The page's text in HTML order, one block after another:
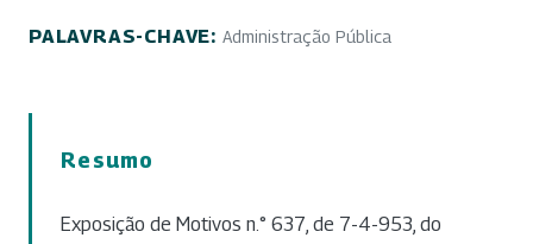
PALAVRAS-CHAVE: Administração Pública
Resumo
Exposição de Motivos n.° 637, de 7-4-953, do